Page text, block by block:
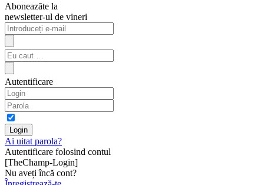
Aboneazăte la
newsletter-ul de vineri
Autentificare
Ai uitat parola?
Autentificare folosind contul
[TheChamp-Login]
Nu aveți încă cont?